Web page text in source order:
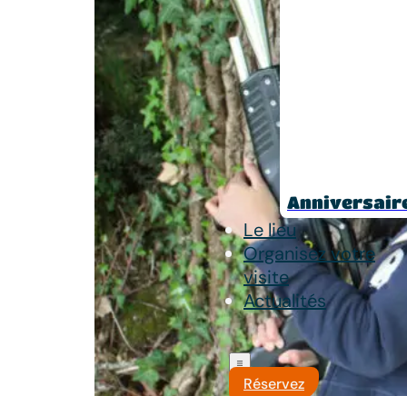
Le lieu
Organisez votre
visite
Actualités
Réservez